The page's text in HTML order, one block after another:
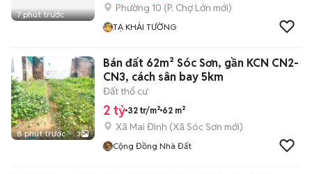
7 phút trước
Phường 10 (P. Chợ Lớn mới)
TẠ KHẢI TƯỜNG
8 phút trước 3
Bán đất 62m² Sóc Sơn, gần KCN CN2-
CN3, cách sân bay 5km
Đất thổ cư
2 tỷ 32 tr/m² 62 m²
Xã Mai Đình (Xã Sóc Sơn mới)
Cộng Đồng Nhà Đất